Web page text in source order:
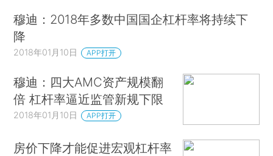
穆迪：2018年多数中国国企杠杆率将持续下
降
2018年01月10日 APP打开
穆迪：四大AMC资产规模翻
倍 杠杆率逼近监管新规下限
2018年01月10日 APP打开
房价下降才能促进宏观杠杆率